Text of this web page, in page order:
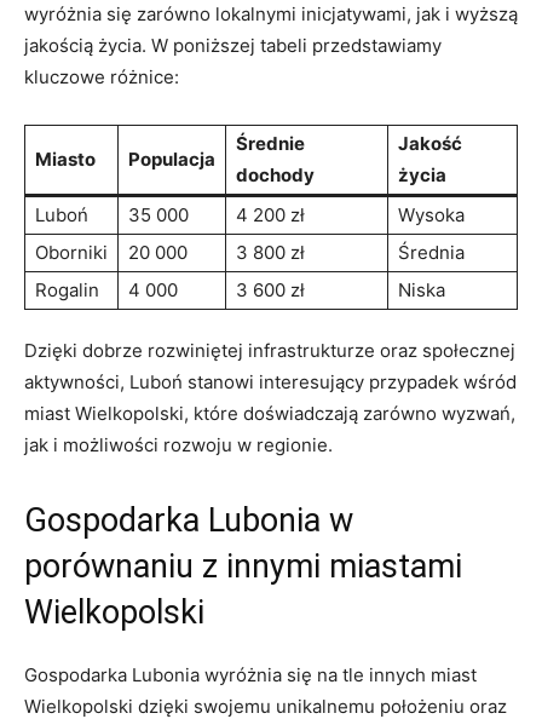
wyróżnia się zarówno lokalnymi inicjatywami, jak i wyższą
jakością życia. W poniższej tabeli przedstawiamy
kluczowe różnice:
Miasto Populacja
Średnie
dochody
Jakość
życia
Luboń
35 000 4 200 zł
Wysoka
Oborniki
20 000 3 800 zł
Średnia
Rogalin
4 000 3 600 zł Niska
Dzięki dobrze rozwiniętej infrastrukturze oraz społecznej
aktywności, Luboń stanowi interesujący przypadek wśród
miast Wielkopolski, które doświadczają zarówno wyzwań,
jak i możliwości rozwoju w regionie.
Gospodarka Lubonia w
porównaniu z innymi miastami
Wielkopolski
Gospodarka Lubonia wyróżnia się na tle innych miast
Wielkopolski dzięki swojemu unikalnemu położeniu oraz